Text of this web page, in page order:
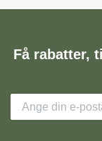
Få rabatter,